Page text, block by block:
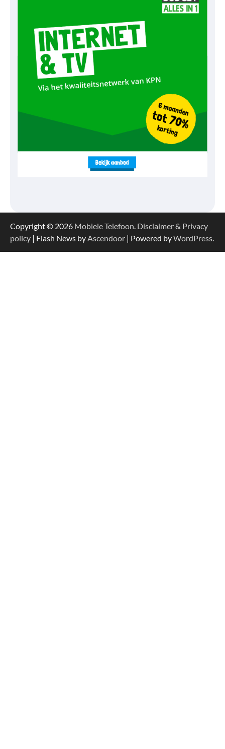
Copyright © 2026 Mobiele Telefoon. Disclaimer & Privacy
policy | Flash News byAscendoor | Powered byWordPress.